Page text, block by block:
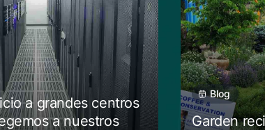
a grandes centros
a nuestros
Blog
Garden